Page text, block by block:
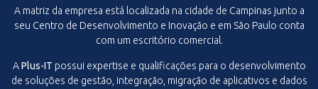
A matriz da empresa está localizada na cidade de Campinas junto a
seu Centro de Desenvolvimento e Inovação e em São Paulo conta
com um escritório comercial.
APlus-IT possui expertise e qualificações para o desenvolvimento
de soluções de gestão, integração, migração de aplicativos e dados